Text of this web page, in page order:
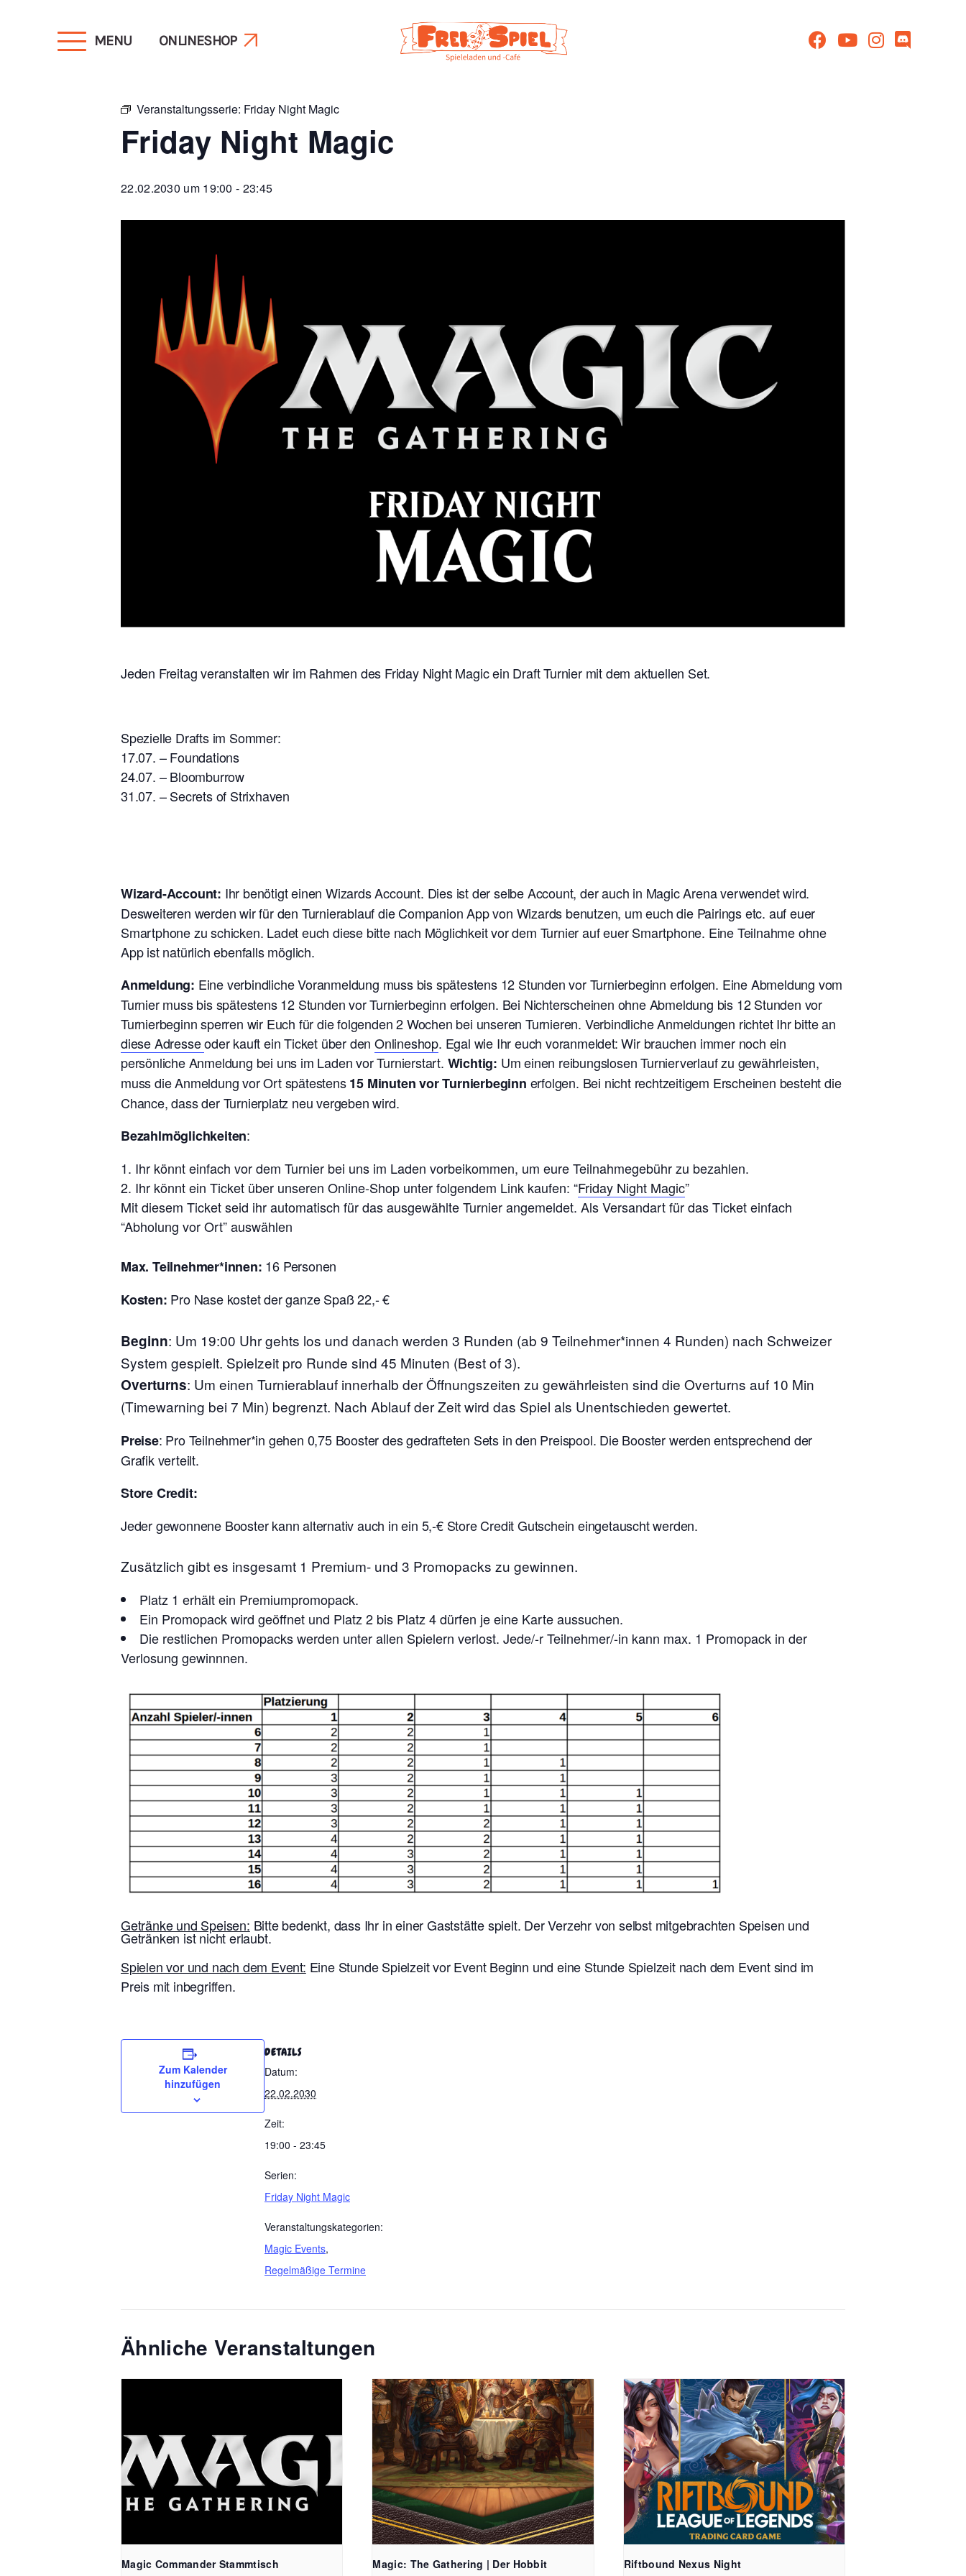
MENU ONLINESHOP
FreiSpiel
Lehener Straße 15, 79106 Freiburg
Veranstaltungsserie: Friday Night Magic
Friday Night Magic
22.02.2030 um 19:00 - 23:45
Jeden Freitag veranstalten wir im Rahmen des Friday Night Magic ein Draft Turnier mit dem aktuellen Set.
Spezielle Drafts im Sommer:
17.07. – Foundations
24.07. – Bloomburrow
31.07. – Secrets of Strixhaven
Wizard-Account: Ihr benötigt einen Wizards Account. Dies ist der selbe Account, der auch in Magic Arena verwendet wird.
Desweiteren werden wir für den Turnierablauf die Companion App von Wizards benutzen, um euch die Pairings etc. auf euer
Smartphone zu schicken. Ladet euch diese bitte nach Möglichkeit vor dem Turnier auf euer Smartphone. Eine Teilnahme ohne
App ist natürlich ebenfalls möglich.
Anmeldung: Eine verbindliche Voranmeldung muss bis spätestens 12 Stunden vor Turnierbeginn erfolgen. Eine Abmeldung vom
Turnier muss bis spätestens 12 Stunden vor Turnierbeginn erfolgen. Bei Nichterscheinen ohne Abmeldung bis 12 Stunden vor
Turnierbeginn sperren wir Euch für die folgenden 2 Wochen bei unseren Turnieren. Verbindliche Anmeldungen richtet Ihr bitte an
diese Adresseoder kauft ein Ticket über denOnlineshop. Egal wie Ihr euch voranmeldet: Wir brauchen immer noch ein
persönliche Anmeldung bei uns im Laden vor Turnierstart. Wichtig: Um einen reibungslosen Turnierverlauf zu gewährleisten,
muss die Anmeldung vor Ort spätestens15 Minuten vor Turnierbeginn erfolgen. Bei nicht rechtzeitigem Erscheinen besteht die
Chance, dass der Turnierplatz neu vergeben wird.
Bezahlmöglichkeiten:
Ihr könnt einfach vor dem Turnier bei uns im Laden vorbeikommen, um eure Teilnahmegebühr zu bezahlen.
Ihr könnt ein Ticket über unseren Online-Shop unter folgendem Link kaufen: “Friday Night Magic”
Mit diesem Ticket seid ihr automatisch für das ausgewählte Turnier angemeldet. Als Versandart für das Ticket einfach
“Abholung vor Ort” auswählen
Max. Teilnehmer*innen: 16 Personen
Kosten: Pro Nase kostet der ganze Spaß 22,- €
Beginn: Um 19:00 Uhr gehts los und danach werden 3 Runden (ab 9 Teilnehmer*innen 4 Runden) nach Schweizer
System gespielt. Spielzeit pro Runde sind 45 Minuten (Best of 3).
Overturns: Um einen Turnierablauf innerhalb der Öffnungszeiten zu gewährleisten sind die Overturns auf 10 Min
(Timewarning bei 7 Min) begrenzt. Nach Ablauf der Zeit wird das Spiel als Unentschieden gewertet.
Preise: Pro Teilnehmer*in gehen 0,75 Booster des gedrafteten Sets in den Preispool. Die Booster werden entsprechend der
Grafik verteilt.
Store Credit:
Jeder gewonnene Booster kann alternativ auch in ein 5,-€ Store Credit Gutschein eingetauscht werden.
Zusätzlich gibt es insgesamt 1 Premium- und 3 Promopacks zu gewinnen.
Platz 1 erhält ein Premiumpromopack.
Ein Promopack wird geöffnet und Platz 2 bis Platz 4 dürfen je eine Karte aussuchen.
Die restlichen Promopacks werden unter allen Spielern verlost. Jede/-r Teilnehmer/-in kann max. 1 Promopack in der
Verlosung gewinnnen.
Getränke und Speisen: Bitte bedenkt, dass Ihr in einer Gaststätte spielt. Der Verzehr von selbst mitgebrachten Speisen und
Getränken ist nicht erlaubt.
Spielen vor und nach dem Event: Eine Stunde Spielzeit vor Event Beginn und eine Stunde Spielzeit nach dem Event sind im
Preis mit inbegriffen.
Zum Kalender
hinzufügen
DETAILS
Datum:
22.02.2030
Zeit:
19:00 - 23:45
Serien:
Friday Night Magic
Veranstaltungskategorien:
Magic Events,
Regelmäßige Termine
Ähnliche Veranstaltungen
Magic Commander Stammtisch
Magic: The Gathering | Der Hobbit
Riftbound Nexus Night